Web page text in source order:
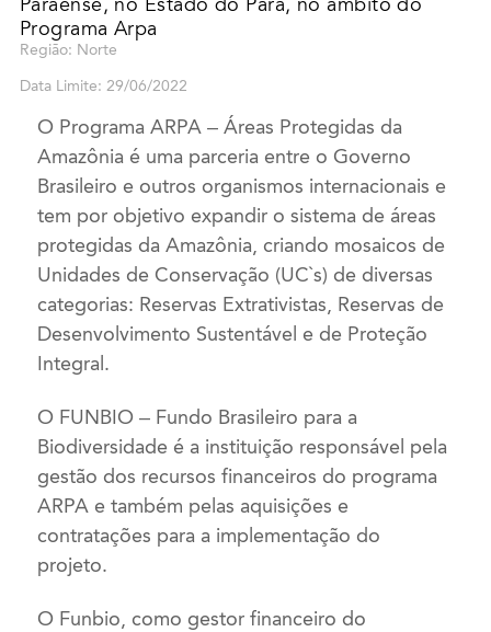
Programa Arpa
Região: Norte
Data Limite: 29/06/2022
O Programa ARPA – Áreas Protegidas da
Amazônia é uma parceria entre o Governo
Brasileiro e outros organismos internacionais e
tem por objetivo expandir o sistema de áreas
protegidas da Amazônia, criando mosaicos de
Unidades de Conservação (UC`s) de diversas
categorias: Reservas Extrativistas, Reservas de
Desenvolvimento Sustentável e de Proteção
Integral.
O FUNBIO – Fundo Brasileiro para a
Biodiversidade é a instituição responsável pela
gestão dos recursos financeiros do programa
ARPA e também pelas aquisições e
contratações para a implementação do
projeto.
O Funbio, como gestor financeiro do